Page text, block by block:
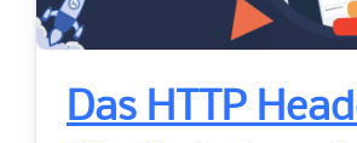
Das HTTP